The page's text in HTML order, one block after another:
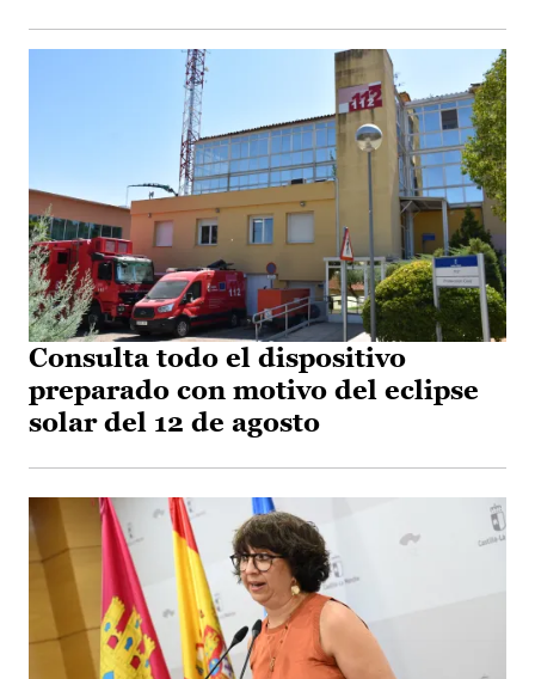
Consulta todo el dispositivo
preparado con motivo del eclipse
solar del 12 de agosto